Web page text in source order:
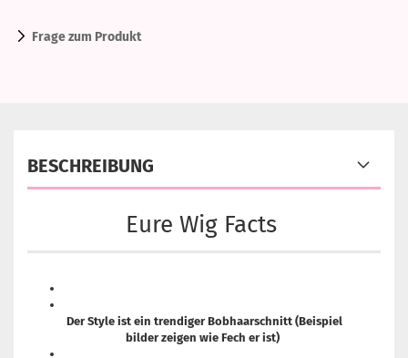
Frage zum Produkt
BESCHREIBUNG
Eure Wig Facts
Der Style ist ein trendiger Bobhaarschnitt (Beispiel
bilder zeigen wie Fech er ist)